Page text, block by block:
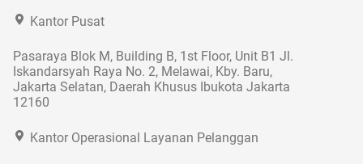
Kantor Pusat
Pasaraya Blok M, Building B, 1st Floor, Unit B1 Jl.
Iskandarsyah Raya No. 2, Melawai, Kby. Baru,
Jakarta Selatan, Daerah Khusus Ibukota Jakarta
12160
Kantor Operasional Layanan Pelanggan